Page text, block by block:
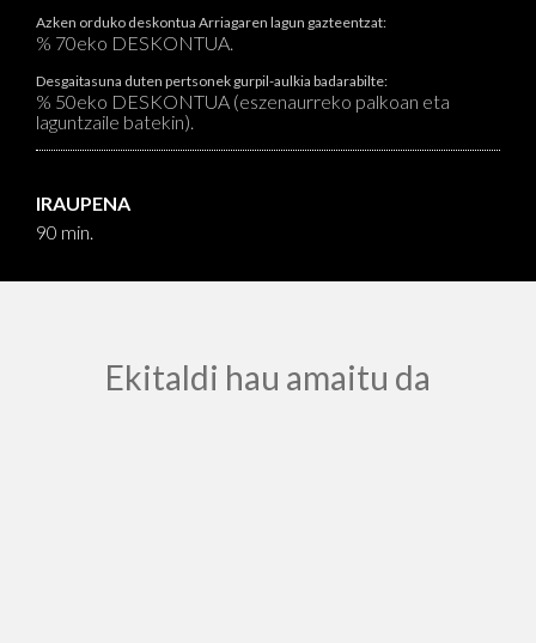
Azken orduko deskontua Arriagaren lagun gazteentzat:
% 70eko DESKONTUA.
Desgaitasuna duten pertsonek gurpil-aulkia badarabilte:
% 50eko DESKONTUA (eszenaurreko palkoan eta
laguntzaile batekin).
IRAUPENA
90 min.
Ekitaldi hau amaitu da